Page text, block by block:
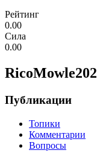
Рейтинг
0.00
Сила
0.00
RicoMowle202
Публикации
Топики
Комментарии
Вопросы